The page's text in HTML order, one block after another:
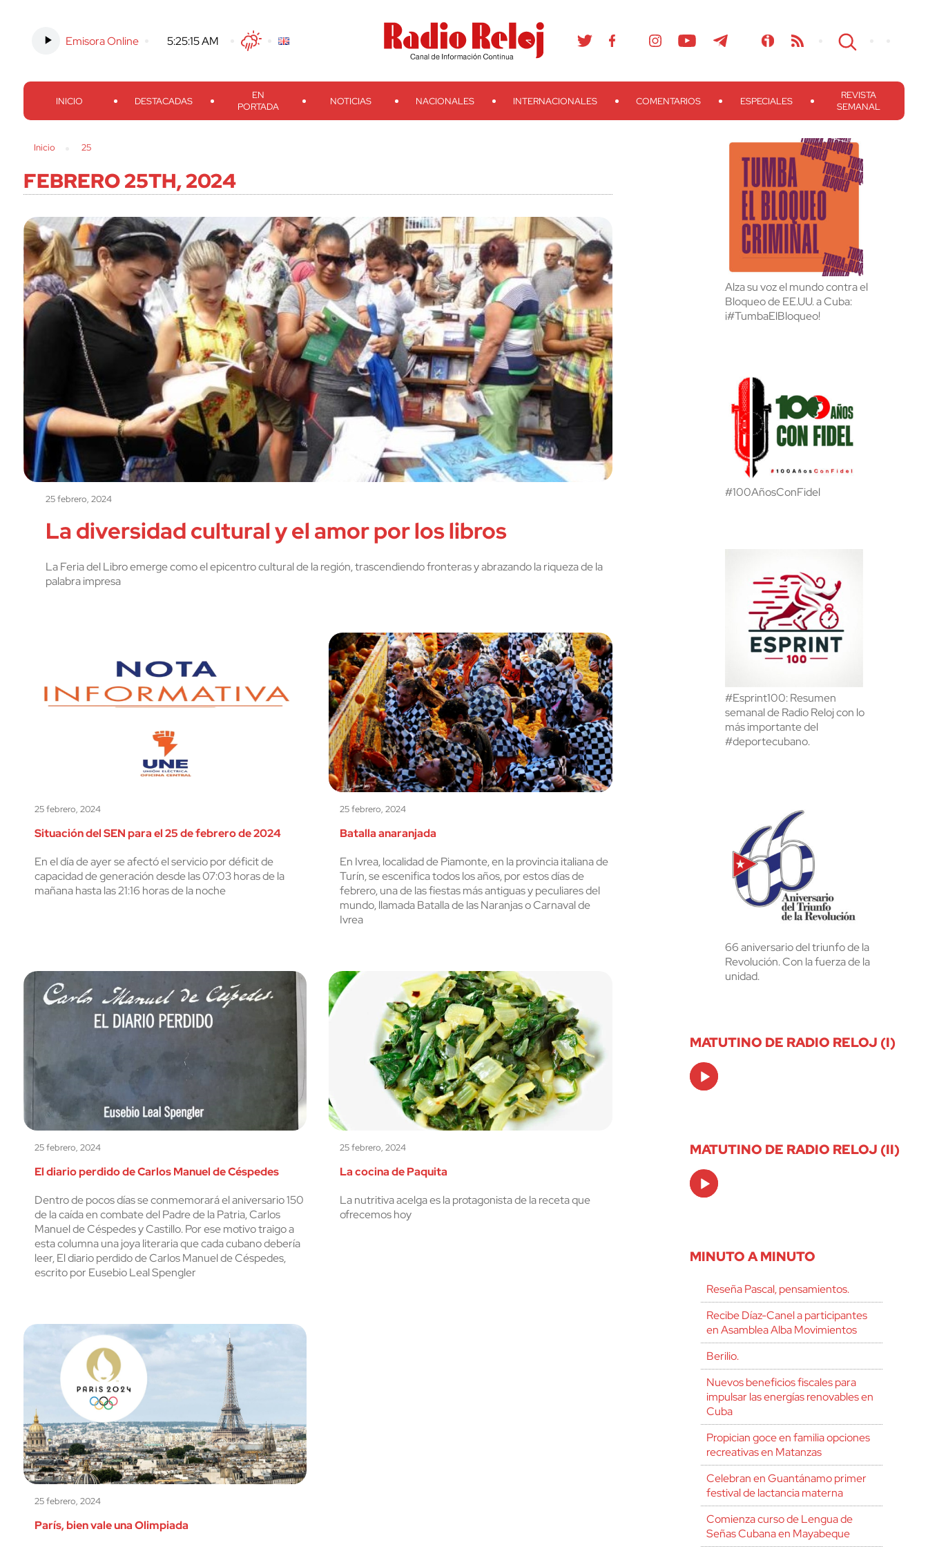
Emisora Online -5:25:17 AM TwitterFacebook
Threads
Instagram TelegramTeveo Ivoox RSS Search
INICIO DESTACADAS
EN
PORTADA
NOTICIAS NACIONALES INTERNACIONALES COMENTARIOS ESPECIALES
REVISTA
SEMANAL
Inicio 25
FEBRERO 25TH, 2024
25 febrero, 2024
La diversidad cultural y el amor por los libros
La Feria del Libro emerge como el epicentro cultural de la región, trascendiendo fronteras y abrazando la riqueza de la
palabra impresa
25 febrero, 2024
Situación del SEN para el 25 de febrero de 2024
En el día de ayer se afectó el servicio por déficit de
capacidad de generación desde las 07:03 horas de la
mañana hasta las 21:16 horas de la noche
25 febrero, 2024
Batalla anaranjada
En Ivrea, localidad de Piamonte, en la provincia italiana de
Turín, se escenifica todos los años, por estos días de
febrero, una de las fiestas más antiguas y peculiares del
mundo, llamada Batalla de las Naranjas o Carnaval de
Ivrea
25 febrero, 2024
El diario perdido de Carlos Manuel de Céspedes
Dentro de pocos días se conmemorará el aniversario 150
de la caída en combate del Padre de la Patria, Carlos
Manuel de Céspedes y Castillo. Por ese motivo traigo a
esta columna una joya literaria que cada cubano debería
leer, El diario perdido de Carlos Manuel de Céspedes,
escrito por Eusebio Leal Spengler
25 febrero, 2024
La cocina de Paquita
La nutritiva acelga es la protagonista de la receta que
ofrecemos hoy
25 febrero, 2024
París, bien vale una Olimpiada
Alza su voz el mundo contra el
Bloqueo de EE.UU. a Cuba:
¡#TumbaElBloqueo!
#100AñosConFidel
#Esprint100: Resumen
semanal de Radio Reloj con lo
más importante del
#deportecubano.
66 aniversario del triunfo de la
Revolución. Con la fuerza de la
unidad.
MATUTINO DE RADIO RELOJ (I)
Audio
Player
MATUTINO DE RADIO RELOJ (II)
Audio
Player
MINUTO A MINUTO
Reseña Pascal, pensamientos.
Recibe Díaz-Canel a participantes
en Asamblea Alba Movimientos
Berilio.
Nuevos beneficios fiscales para
impulsar las energías renovables en
Cuba
Propician goce en familia opciones
recreativas en Matanzas
Celebran en Guantánamo primer
festival de lactancia materna
Comienza curso de Lengua de
Señas Cubana en Mayabeque